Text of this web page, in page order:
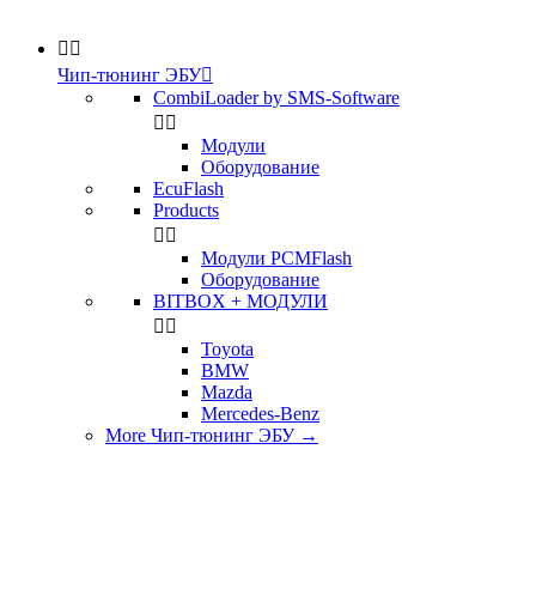
 
Чип-тюнинг ЭБУ
CombiLoader by SMS-Software
 
Модули
Оборудование
EcuFlash
Products
 
Модули PCMFlash
Оборудование
BITBOX + МОДУЛИ
 
Toyota
BMW
Mazda
Mercedes-Benz
More Чип-тюнинг ЭБУ →